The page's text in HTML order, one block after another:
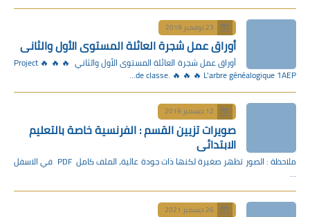
23 نوفمبر 2019
أوراق عمل شجرة العائلة المستوى الأول والثاني
أوراق عمل شجرة العائلة المستوى الأول والثاني 🔥 🔥 🔥 Project
de classe. 🔥 🔥 🔥 L'arbre généalogique 1AEP…
12 ديسمبر 2019
صويرات تزيين القسم : الفرنسية خاصة بالتعليم
الابتدائي
ملاحظة : الصور تظهر صغيرة لكنها ذات جودة عالية، الملف كامل PDF في الاسفل
…
26 ديسمبر 2021